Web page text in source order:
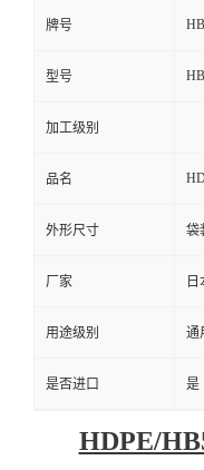
牌号
型号
加工级别
品名
外形尺寸 袋
厂家 日
用途级别 通
是否进口 是
HDPE/